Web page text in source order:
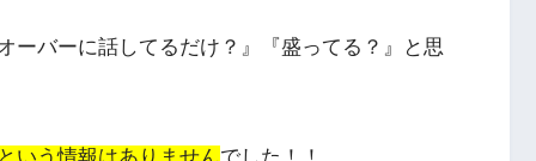
ーバーに話してるだけ？ 』『盛ってる？ 』と思